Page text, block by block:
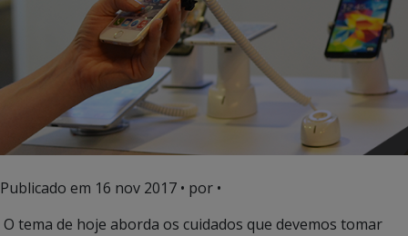
Publicado em 16 nov 2017 • por •
O tema de hoje aborda os cuidados que devemos tomar